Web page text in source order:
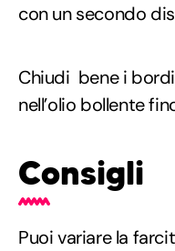
con un secondo
Chiudi bene i
nell’olio bollente
Consigli
Puoi variare la